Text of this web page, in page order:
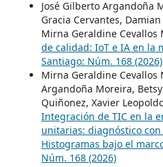
José Gilberto Argandoña
Gracia Cervantes,
Mirna Geraldine Cevallos
de calidad: IoT e IA en la
Santiago: Núm. 168 (2026)
Mirna Geraldine Cevallos
Argandoña Moreira,
Quiñonez, Xavier
Integración de TIC en la
unitarias: diagnóstico
Histogramas bajo el
Núm. 168 (2026)